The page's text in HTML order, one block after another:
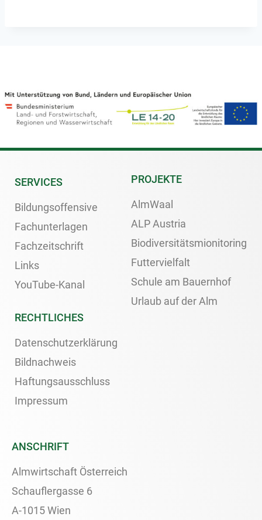
SERVICES
Bildungsoffensive
Fachunterlagen
Fachzeitschrift
Links
YouTube-Kanal
PROJEKTE
AlmWaal
ALP Austria
Biodiversitätsmionitoring
Futtervielfalt
Schule am Bauernhof
Urlaub auf der Alm
RECHTLICHES
Datenschutzerklärung
Bildnachweis
Haftungsausschluss
Impressum
ANSCHRIFT
Almwirtschaft Österreich
Schauflergasse 6
A-1015 Wien